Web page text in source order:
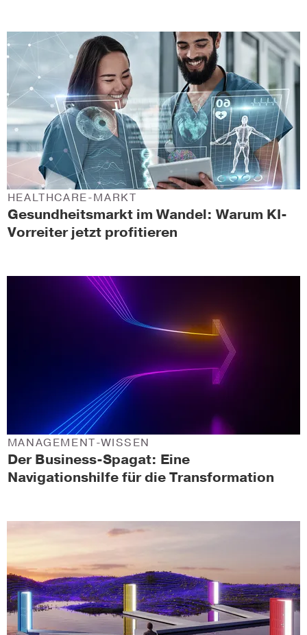
Gesundheitsmarkt im Wandel: Warum KI-
Vorreiter jetzt profitieren
HEALTHCARE-MARKT
Der Business-Spagat: Eine
Navigationshilfe für die Transformation
MANAGEMENT-WISSEN